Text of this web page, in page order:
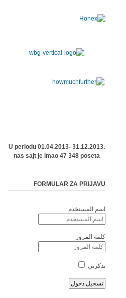
U periodu 01.04.2013- 31.12.2013.
nas sajt je imao 47 348 poseta
FORMULAR ZA PRIJAVU
اسم المستخدم
كلمة المرور
تذكرني